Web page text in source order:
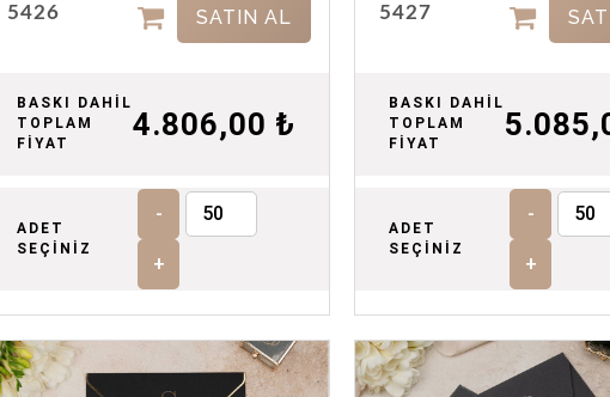
5426 SATIN AL
BASKI DAHİL
TOPLAM
FİYAT
4.806,00 ₺
ADET
SEÇİNİZ
-
+
5427
BASKI DAHİL
TOPLAM
FİYAT
ADET
SEÇİNİZ
-
+